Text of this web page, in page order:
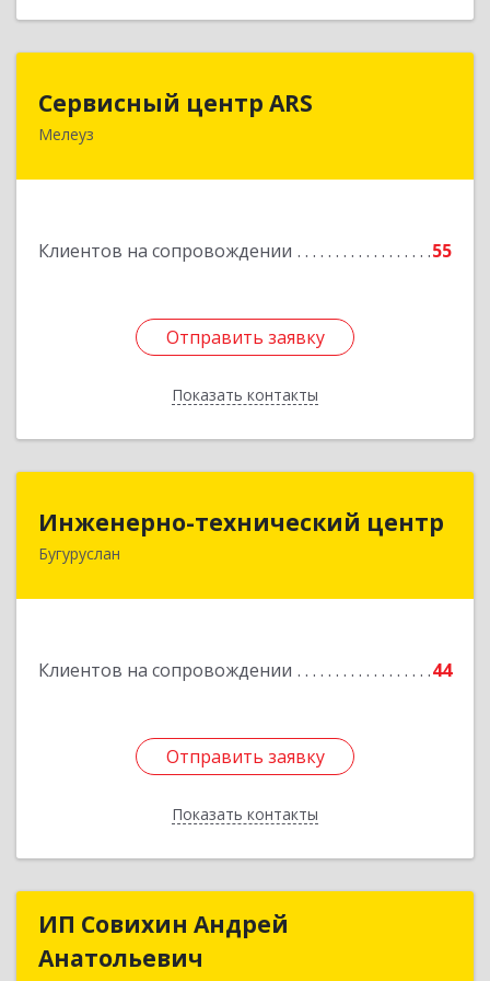
Сервисный центр ARS
Мелеуз
Клиентов на сопровождении 55
Отправить заявку
Показать контакты
Отправить заявку
Назад
Инженерно-технический центр
Бугуруслан
Клиентов на сопровождении 44
Отправить заявку
Показать контакты
Инженерно-технический центр
461633, Оренбургская обл, Бугуруслан г,
Отправить заявку
Назад
ИП Совихин Андрей
Анатольевич
ИП Совихин Андрей